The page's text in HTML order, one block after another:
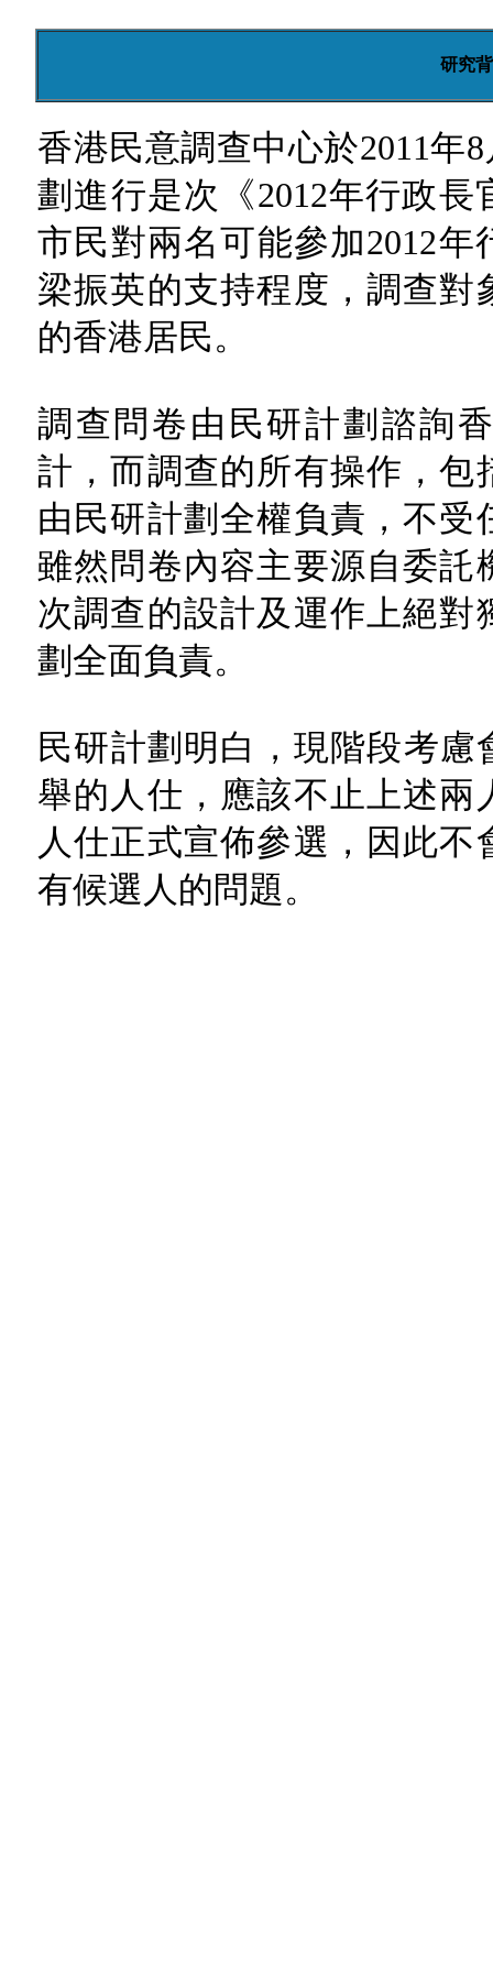
研究
香港民意調查中心於2011年
劃進行是次《2012年行政
市民對兩名可能參加2012
梁振英的支持程度，調查對
的香港居民。
調查問卷由民研計劃諮詢
計，而調查的所有操作，包
由民研計劃全權負責，不
雖然問卷內容主要源自委
次調查的設計及運作上絕
劃全面負責。
民研計劃明白，現階段考慮
舉的人仕，應該不止上述
人仕正式宣佈參選，因此
有候選人的問題。